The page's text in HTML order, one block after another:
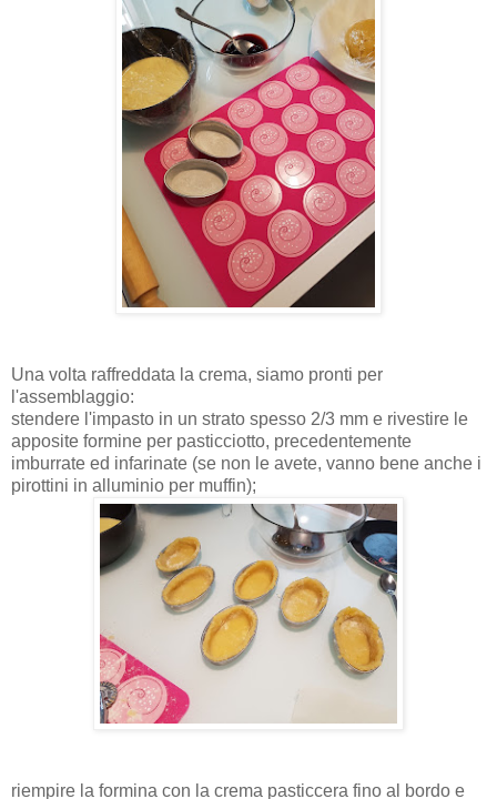
Una volta raffreddata la crema, siamo pronti per
l'assemblaggio:
stendere l'impasto in un strato spesso 2/3 mm e rivestire le
apposite formine per pasticciotto, precedentemente
imburrate ed infarinate (se non le avete, vanno bene anche i
pirottini in alluminio per muffin);
riempire la formina con la crema pasticcera fino al bordo e